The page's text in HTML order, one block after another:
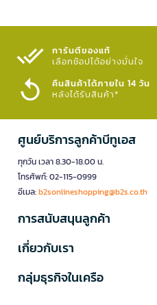
การันตีของแท้
เลือกช้อปได้อย่างมั่นใจ​
คืนสินค้าได้ภายใน 14 วัน
หลังได้รับสินค้า*
ศูนย์บริการลูกค้าบีทูเอส
ทุกวัน เวลา 8.30-18.00 น.
โทรศัพท์: 02-115-0999
อีเมล:b2sonlineshopping@b2s.co.th
การสนับสนุนลูกค้า
เกี่ยวกับเรา
กลุ่มธุรกิจในเครือ